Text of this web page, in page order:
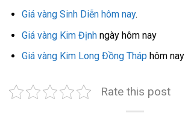
Giá vàng Sinh Diễn hôm nay.
Giá vàng Kim Địnhngày hôm nay
Giá vàng Kim Long Đồng Tháp hôm nay
Rate this post